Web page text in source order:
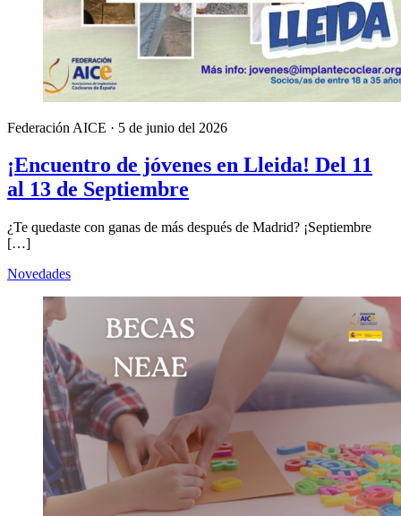
Federación AICE · 5 de junio del 2026
¡Encuentro de jóvenes en Lleida! Del 11
al 13 de Septiembre
¿Te quedaste con ganas de más después de Madrid? ¡Septiembre
[…]
Novedades